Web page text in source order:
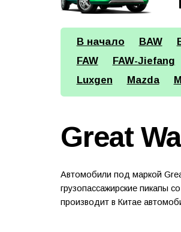
В начало BAW
FAW
FAW-Jiefang
Luxgen
Mazda
Great
Автомобили под маркой
грузопассажирские пикапы
производит в Китае